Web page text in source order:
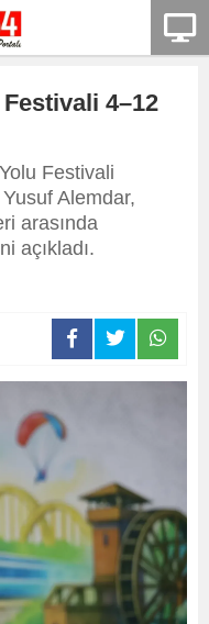
4–12
Festivali
Alemdar,
arasında
açıkladı.